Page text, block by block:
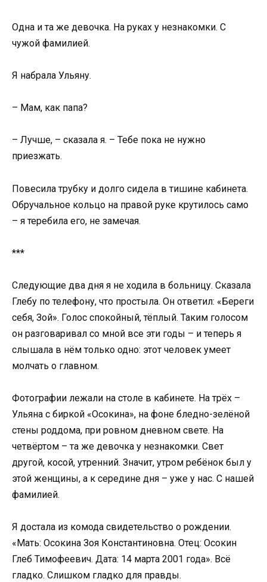
Одна и та же девочка. На руках у незнакомки. С
чужой фамилией.
Я набрала Ульяну.
– Мам, как папа?
– Лучше, – сказала я. – Тебе пока не нужно
приезжать.
Повесила трубку и долго сидела в тишине кабинета.
Обручальное кольцо на правой руке крутилось само
– я теребила его, не замечая.
***
Следующие два дня я не ходила в больницу. Сказала
Глебу по телефону, что простыла. Он ответил: «Береги
себя, Зой». Голос спокойный, тёплый. Таким голосом
он разговаривал со мной все эти годы – и теперь я
слышала в нём только одно: этот человек умеет
молчать о главном.
Фотографии лежали на столе в кабинете. На трёх –
Ульяна с биркой «Осокина», на фоне бледно-зелёной
стены роддома, при ровном дневном свете. На
четвёртом – та же девочка у незнакомки. Свет
другой, косой, утренний. Значит, утром ребёнок был у
этой женщины, а к середине дня – уже у нас. С нашей
фамилией.
Я достала из комода свидетельство о рождении.
«Мать: Осокина Зоя Константиновна. Отец: Осокин
Глеб Тимофеевич. Дата: 14 марта 2001 года». Всё
гладко. Слишком гладко для правды.